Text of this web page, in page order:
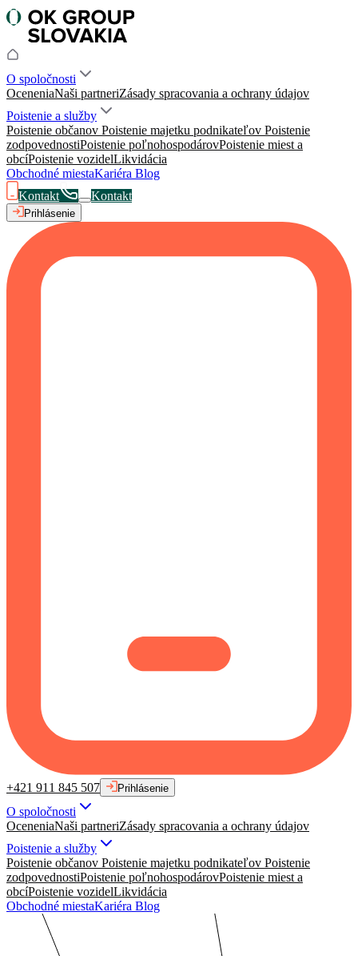
O spoločnosti
OceneniaNaši partneriZásady spracovania a ochrany údajov
Poistenie a služby
Poistenie občanov Poistenie majetku podnikateľov Poistenie
zodpovednostiPoistenie poľnohospodárovPoistenie miest a
obcíPoistenie vozidelLikvidácia
Obchodné miestaKariéra Blog
Kontakt
Kontakt
Prihlásenie
+421 911 845 507 Prihlásenie
O spoločnosti
OceneniaNaši partneriZásady spracovania a ochrany údajov
Poistenie a služby
Poistenie občanov Poistenie majetku podnikateľov Poistenie
zodpovednostiPoistenie poľnohospodárovPoistenie miest a
obcíPoistenie vozidelLikvidácia
Obchodné miestaKariéra Blog